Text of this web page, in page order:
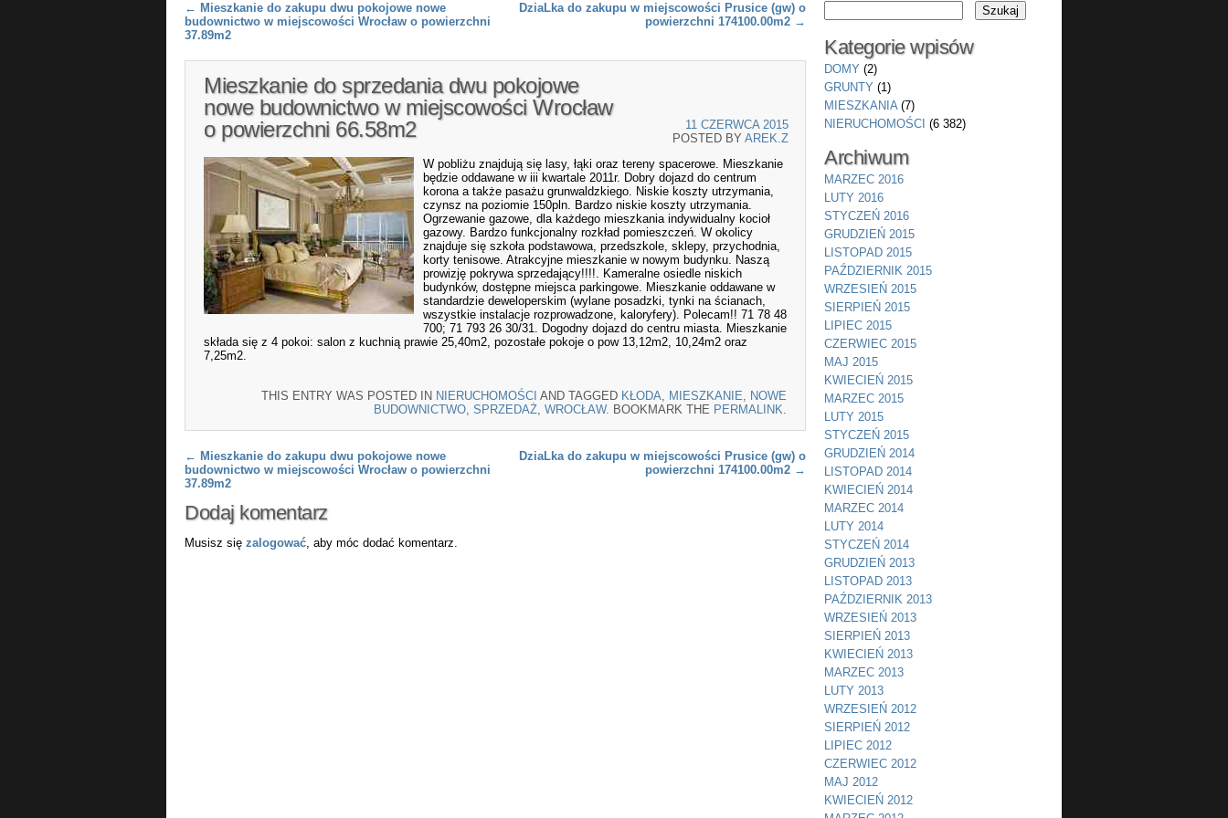
Post navigation
← Mieszkanie do zakupu dwu pokojowe nowe
budownictwo w miejscowości Wrocław o powierzchni
37.89m2
DziaLka do zakupu w miejscowości Prusice (gw) o
powierzchni 174100.00m2 →
Mieszkanie do sprzedania dwu pokojowe
nowe budownictwo w miejscowości Wrocław
o powierzchni 66.58m2
11 CZERWCA 2015
POSTED BY AREK.Z
W pobliżu znajdują się lasy, łąki oraz tereny spacerowe. Mieszkanie
będzie oddawane w iii kwartale 2011r. Dobry dojazd do centrum
korona a także pasażu grunwaldzkiego. Niskie koszty utrzymania,
czynsz na poziomie 150pln. Bardzo niskie koszty utrzymania.
Ogrzewanie gazowe, dla każdego mieszkania indywidualny kocioł
gazowy. Bardzo funkcjonalny rozkład pomieszczeń. W okolicy
znajduje się szkoła podstawowa, przedszkole, sklepy, przychodnia,
korty tenisowe. Atrakcyjne mieszkanie w nowym budynku. Naszą
prowizję pokrywa sprzedający!!!!. Kameralne osiedle niskich
budynków, dostępne miejsca parkingowe. Mieszkanie oddawane w
standardzie deweloperskim (wylane posadzki, tynki na ścianach,
wszystkie instalacje rozprowadzone, kaloryfery). Polecam!! 71 78 48
700; 71 793 26 30/31. Dogodny dojazd do centru miasta. Mieszkanie
składa się z 4 pokoi: salon z kuchnią prawie 25,40m2, pozostałe pokoje o pow 13,12m2, 10,24m2 oraz
7,25m2.
THIS ENTRY WAS POSTED IN NIERUCHOMOŚCI AND TAGGED KŁODA MIESZKANIE
NOWE
BUDOWNICTWO SPRZEDAŻ WROCŁAW. BOOKMARK THE PERMALINK
Post navigation
← Mieszkanie do zakupu dwu pokojowe nowe
budownictwo w miejscowości Wrocław o powierzchni
37.89m2
DziaLka do zakupu w miejscowości Prusice (gw) o
powierzchni 174100.00m2 →
Dodaj komentarz
Musisz się zalogować, aby móc dodać komentarz.
Kategorie wpisów
DOMY (2)
GRUNTY (1)
MIESZKANIA(7)
NIERUCHOMOŚCI (6 382)
Archiwum
MARZEC 2016
LUTY 2016
STYCZEŃ 2016
GRUDZIEŃ 2015
LISTOPAD 2015
PAŹDZIERNIK 2015
WRZESIEŃ 2015
SIERPIEŃ 2015
LIPIEC 2015
CZERWIEC 2015
MAJ 2015
KWIECIEŃ 2015
MARZEC 2015
LUTY 2015
STYCZEŃ 2015
GRUDZIEŃ 2014
LISTOPAD 2014
KWIECIEŃ 2014
MARZEC 2014
LUTY 2014
STYCZEŃ 2014
GRUDZIEŃ 2013
LISTOPAD 2013
PAŹDZIERNIK 2013
WRZESIEŃ 2013
SIERPIEŃ 2013
KWIECIEŃ 2013
MARZEC 2013
LUTY 2013
WRZESIEŃ 2012
SIERPIEŃ 2012
LIPIEC 2012
CZERWIEC 2012
MAJ 2012
KWIECIEŃ 2012